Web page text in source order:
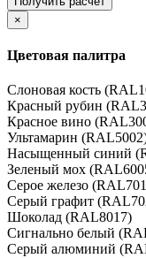
×
Цветовая палитра
Слоновая кость
Красный рубин
Красное вино
Ультамарин
Насыщенный синий
Зеленый мох
Серое железо
Серый графит
Шоколад (RAL8017)
Сигнально белый
Серый алюминий